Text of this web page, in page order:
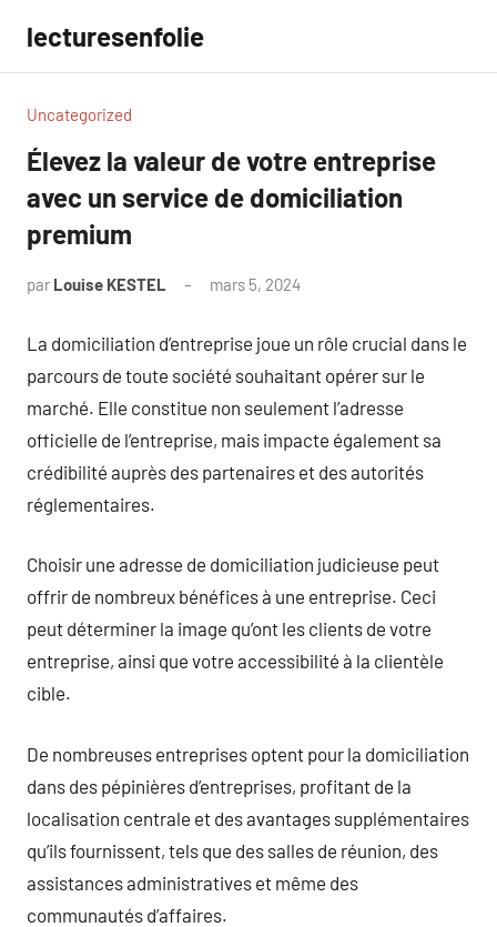
contenu
lecturesenfolie
Uncategorized
Élevez la valeur de votre entreprise
avec un service de domiciliation
premium
par Louise KESTEL mars 5, 2024
La domiciliation d’entreprise joue un rôle crucial dans le
parcours de toute société souhaitant opérer sur le
marché. Elle constitue non seulement l’adresse
officielle de l’entreprise, mais impacte également sa
crédibilité auprès des partenaires et des autorités
réglementaires.
Choisir une adresse de domiciliation judicieuse peut
offrir de nombreux bénéfices à une entreprise. Ceci
peut déterminer la image qu’ont les clients de votre
entreprise, ainsi que votre accessibilité à la clientèle
cible.
De nombreuses entreprises optent pour la domiciliation
dans des pépinières d’entreprises, profitant de la
localisation centrale et des avantages supplémentaires
qu’ils fournissent, tels que des salles de réunion, des
assistances administratives et même des
communautés d’affaires.